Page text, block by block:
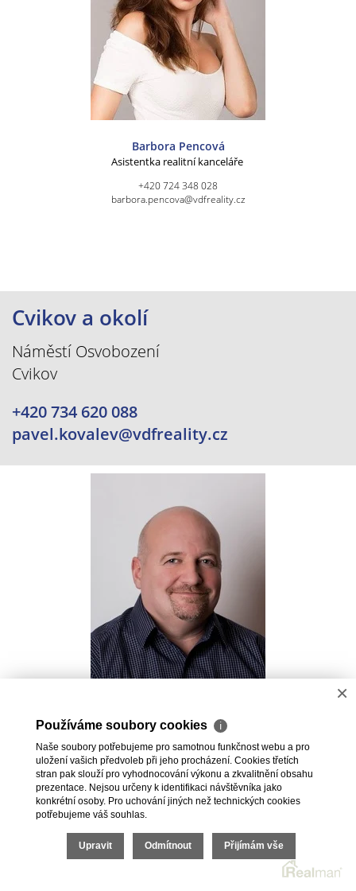
Barbora Pencová
Asistentka realitní kanceláře
+420 724 348 028
barbora.pencova@vdfreality.cz
Cvikov a okolí
Náměstí Osvobození
Cvikov
+420 734 620 088
pavel.kovalev@vdfreality.cz
Pavel Kovalev
+420 723 491 625
pavel.kovalev@vdfreality.cz
×
Používáme soubory cookies ℹ
Naše soubory potřebujeme pro samotnou funkčnost webu a pro
uložení vašich předvoleb při jeho procházení. Cookies třetích
stran pak slouží pro vyhodnocování výkonu a zkvalitnění obsahu
prezentace. Nejsou určeny k identifikaci návštěvníka jako
konkrétní osoby. Pro uchování jiných než technických cookies
potřebujeme váš souhlas.
Upravit Odmítnout Přijímám vše